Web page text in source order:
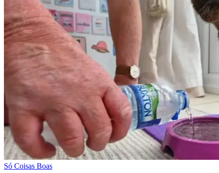
Só Coisas Boas